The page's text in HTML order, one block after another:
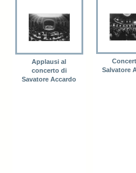
Applausi al
concerto di
Savatore Accardo
Salvatore